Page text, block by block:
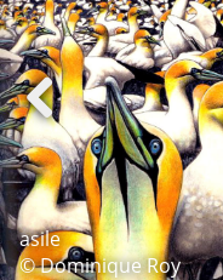
asile
© Dominique Roy